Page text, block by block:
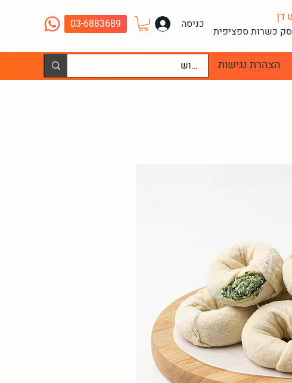
03-6883689 כניסה
כשרות ספציפית
הצהרת נגישות